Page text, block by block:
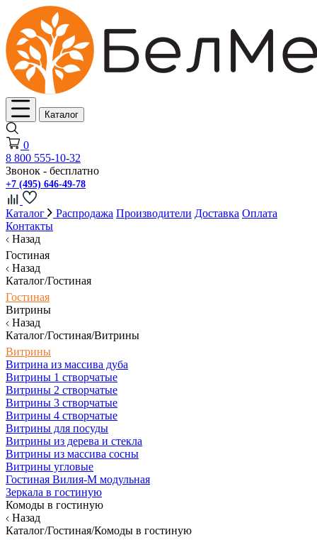
Каталог
0
8 800 555-10-32
Звонок - бесплатно
+7 (495) 646-49-78
Каталог Распродажа Производители Доставка Оплата
Контакты
Назад
Гостиная
Назад
Каталог/Гостиная
Гостиная
Витрины
Назад
Каталог/Гостиная/Витрины
Витрины
Витрина из массива дуба
Витрины 1 створчатые
Витрины 2 створчатые
Витрины 3 створчатые
Витрины 4 створчатые
Витрины для посуды
Витрины из дерева и стекла
Витрины из массива сосны
Витрины угловые
Гостиная Вилия-М модульная
Зеркала в гостиную
Комоды в гостиную
Назад
Каталог/Гостиная/Комоды в гостиную